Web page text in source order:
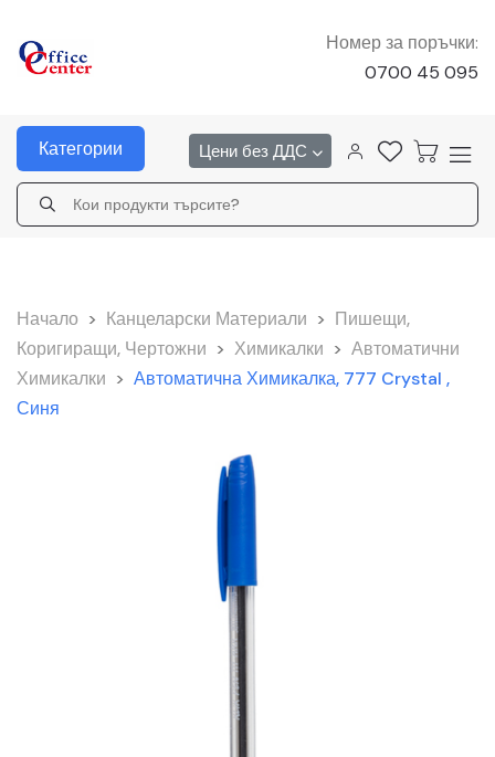
Номер за поръчки:
0700 45 095
Категории Цени без ДДС
Начало > Канцеларски Материали > Пишещи,
Коригиращи, Чертожни > Химикалки > Автоматични
Химикалки > Автоматична Химикалка, 777 Crystal ,
Синя